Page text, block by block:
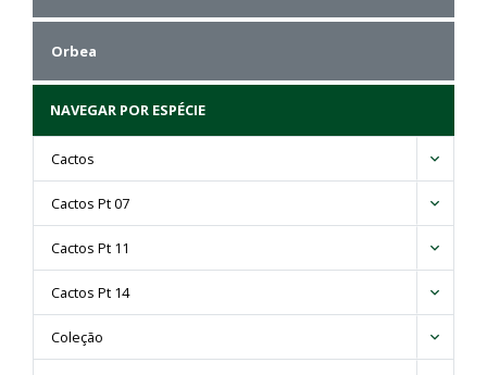
Orbea
NAVEGAR POR ESPÉCIE
Cactos
Cactos Pt 07
Cactos Pt 11
Cactos Pt 14
Coleção